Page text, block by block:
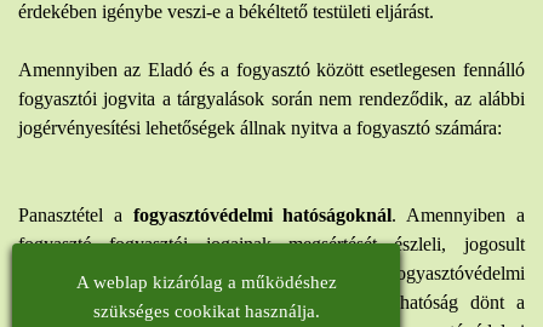
érdekében igénybe veszi-e a békéltető testületi eljárást.
Amennyiben az Eladó és a fogyasztó között esetlegesen fennálló
fogyasztói jogvita a tárgyalások során nem rendeződik, az alábbi
jogérvényesítési lehetőségek állnak nyitva a fogyasztó számára:
Panasztétel a fogyasztóvédelmi hatóságoknál. Amennyiben a
fogyasztó fogyasztói jogainak megsértését észleli, jogosult
panasszal fordulni a lakóhelye szerint illetékes fogyasztóvédelmi
hatósághoz. A panasz elbírálását követően a hatóság dönt a
A weblap kizárólag a működéshez
szükséges cookikat használja.